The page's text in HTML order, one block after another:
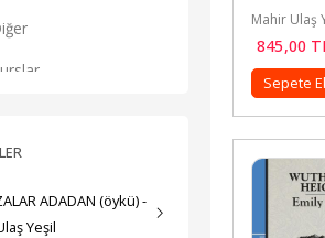
ADADAN (öykü) -
Yeşil
KONUŞMA
Mahir Ulaş
845,00
Sepete